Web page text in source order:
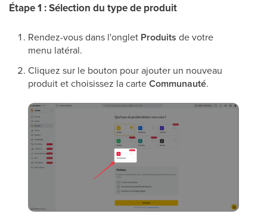
Étape 1 : Sélection du type de produit
Rendez-vous dans l'onglet Produits de votre
menu latéral.
Cliquez sur le bouton pour ajouter un nouveau
produit et choisissez la carteCommunauté.